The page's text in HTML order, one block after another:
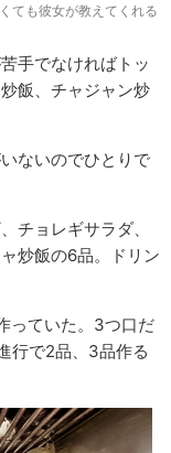
ても彼女が教えてくれる
手でなければトッ
飯、チャジャン炒
ないのでひとりで
チョレギサラダ、
炒飯の6品。ドリン
っていた。3つ口だ
行で2品、3品作る